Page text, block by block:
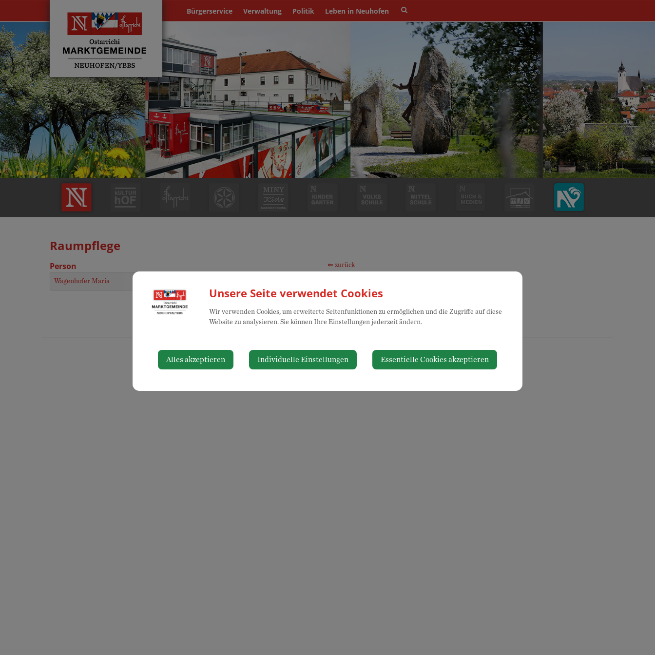
Bürgerservice Verwaltung Politik Leben in Neuhofen
Site
toggle
Raumpflege
Person
Wagenhofer Maria
⇐ zurück
Unsere Seite verwendet Cookies
Wir verwenden Cookies, um erweiterte Seitenfunktionen zu ermöglichen und die Zugriffe auf diese
Website zu analysieren. Sie können Ihre Einstellungen jederzeit ändern.
Alles akzeptieren Individuelle Einstellungen Essentielle Cookies akzeptieren